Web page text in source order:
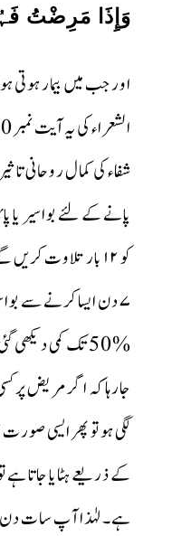
وَإِذَا مَرِضْتُ
شفاء کی کمال روحانی
پانے کے لئے بواسیر یا
کو ۱۲ بار تلاوت
جارہا کہ اگر مریض پر
لگی ہو تو پھر ایسی
کے ذریعے ہٹایا جاتا ہے
ہے۔ لہٰذا آپ سات دن